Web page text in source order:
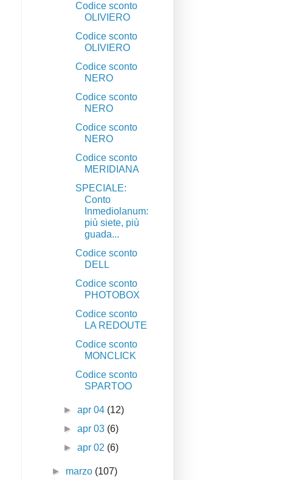
Codice sconto
OLIVIERO
Codice sconto
OLIVIERO
Codice sconto
NERO
Codice sconto
NERO
Codice sconto
NERO
Codice sconto
MERIDIANA
SPECIALE:
Conto
Inmediolanum:
più siete, più
guada...
Codice sconto
DELL
Codice sconto
PHOTOBOX
Codice sconto
LA REDOUTE
Codice sconto
MONCLICK
Codice sconto
SPARTOO
►apr 04 (12)
►apr 03 (6)
►apr 02 (6)
► marzo (107)